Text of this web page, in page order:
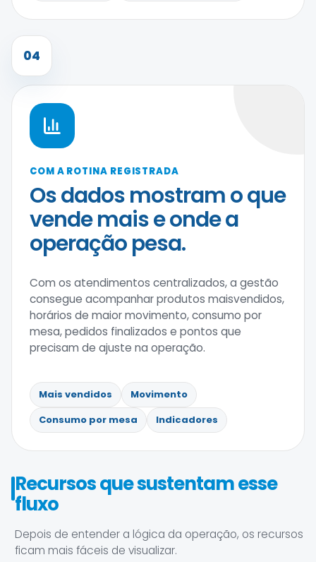
04
COM A ROTINA REGISTRADA
Os dados mostram o que
vende mais e onde a
operação pesa.
Com os atendimentos centralizados, a gestão
consegue acompanhar produtos maisvendidos,
horários de maior movimento, consumo por
mesa, pedidos finalizados e pontos que
precisam de ajuste na operação.
Mais vendidos
Movimento
Consumo por mesa
Indicadores
Recursos que sustentam esse
fluxo
Depois de entender a lógica da operação, os recursos
ficam mais fáceis de visualizar.